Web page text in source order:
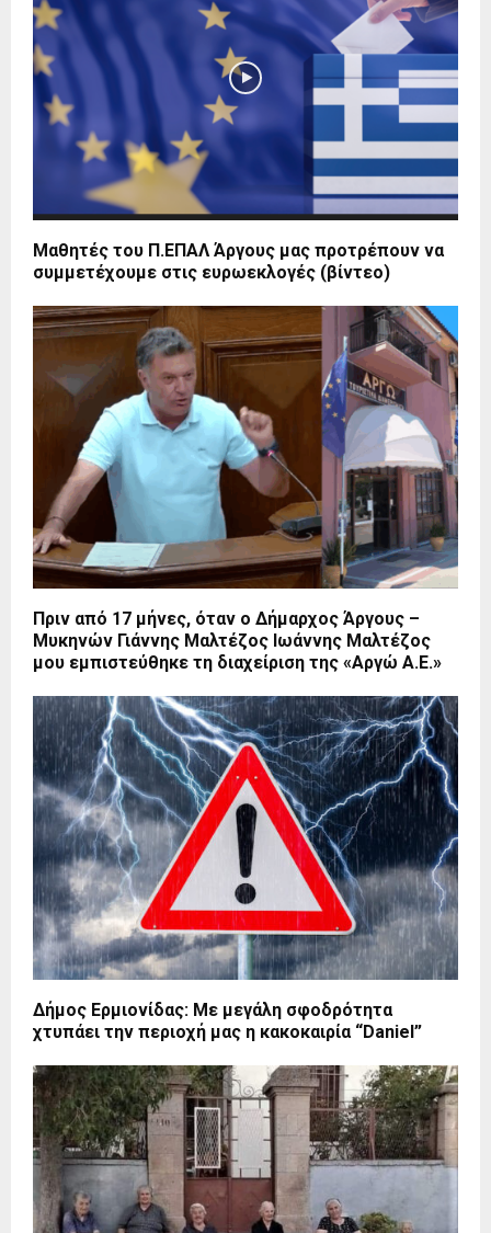
Μαθητές του Π.ΕΠΑΛ Άργους μας προτρέπουν να
συμμετέχουμε στις ευρωεκλογές (βίντεο)
Πριν από 17 μήνες, όταν ο Δήμαρχος Άργους –
Μυκηνών Γιάννης Μαλτέζος Ιωάννης Μαλτέζος
μου εμπιστεύθηκε τη διαχείριση της «Αργώ Α.Ε.»
Δήμος Ερμιονίδας: Με μεγάλη σφοδρότητα
χτυπάει την περιοχή μας η κακοκαιρία “Daniel”